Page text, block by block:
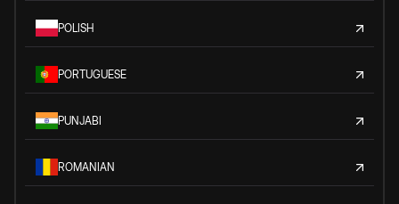
POLISH
PORTUGUESE
PUNJABI
ROMANIAN